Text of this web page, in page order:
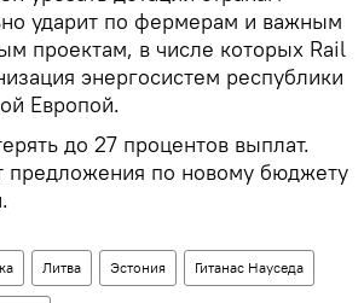
ударит по фермерам и важным
проектам, в числе которых Rail
энергосистем республики
Европой.
до 27 процентов выплат.
предложения по новому бюджету
Литва Эстония Гитанас Науседа